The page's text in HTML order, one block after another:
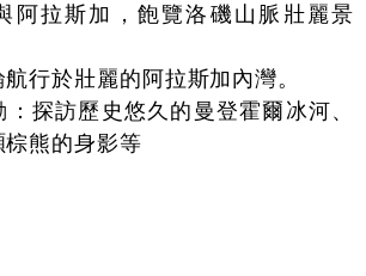
阿拉斯加，飽覽洛磯山脈壯麗景
行於壯麗的阿拉斯加內灣。
探訪歷史悠久的曼登霍爾冰河、
熊的身影等